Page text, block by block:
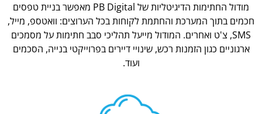
מודול החתימות הדיגיטליות של PB Digital מאפשר בניית טפסים
חכמים בתוך המערכת והחתמת לקוחות בכל הערוצים: וואטספ, מייל,
SMS, צ'ט ואחרים. המודול מייעל תהליכי סבב חתימות על מסמכים
ארגוניים כגון הזמנות רכש, שינויי דיירים בפרוייקטי בנייה, הסכמים
ועוד.